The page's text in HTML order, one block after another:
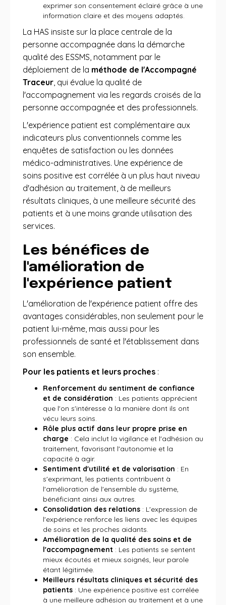
exprimer son consentement éclairé grâce à une
information claire et des moyens adaptés.
La HAS insiste sur la place centrale de la
personne accompagnée dans la démarche
qualité des ESSMS, notamment par le
déploiement de la méthode de l'Accompagné
Traceur, qui évalue la qualité de
l'accompagnement via les regards croisés de la
personne accompagnée et des professionnels.
L'expérience patient est complémentaire aux
indicateurs plus conventionnels comme les
enquêtes de satisfaction ou les données
médico-administratives. Une expérience de
soins positive est corrélée à un plus haut niveau
d'adhésion au traitement, à de meilleurs
résultats cliniques, à une meilleure sécurité des
patients et à une moins grande utilisation des
services.
Les bénéfices de
l'amélioration de
l'expérience patient
L'amélioration de l'expérience patient offre des
avantages considérables, non seulement pour le
patient lui-même, mais aussi pour les
professionnels de santé et l'établissement dans
son ensemble.
Pour les patients et leurs proches :
Renforcement du sentiment de confiance
et de considération : Les patients apprécient
que l'on s'intéresse à la manière dont ils ont
vécu leurs soins.
Rôle plus actif dans leur propre prise en
charge : Cela inclut la vigilance et l'adhésion au
traitement, favorisant l'autonomie et la
capacité à agir.
Sentiment d'utilité et de valorisation : En
s'exprimant, les patients contribuent à
l'amélioration de l'ensemble du système,
bénéficiant ainsi aux autres.
Consolidation des relations : L'expression de
l'expérience renforce les liens avec les équipes
de soins et les proches aidants.
Amélioration de la qualité des soins et de
l'accompagnement : Les patients se sentent
mieux écoutés et mieux soignés, leur parole
étant légitimée.
Meilleurs résultats cliniques et sécurité des
patients : Une expérience positive est corrélée
à une meilleure adhésion au traitement et à une